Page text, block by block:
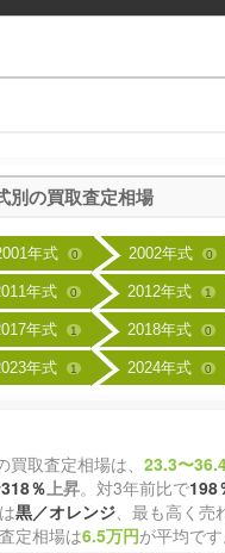
別の買取査定相場
年式 0 2002年式 0
年式 0 2012年式 1
年式 1 2018年式 0
年式 1 2024年式 0
買取査定相場は、23.3〜
318％上昇。対3年前比で198
黒／オレンジ、最も高く売
定相場は6.5万円が平均です